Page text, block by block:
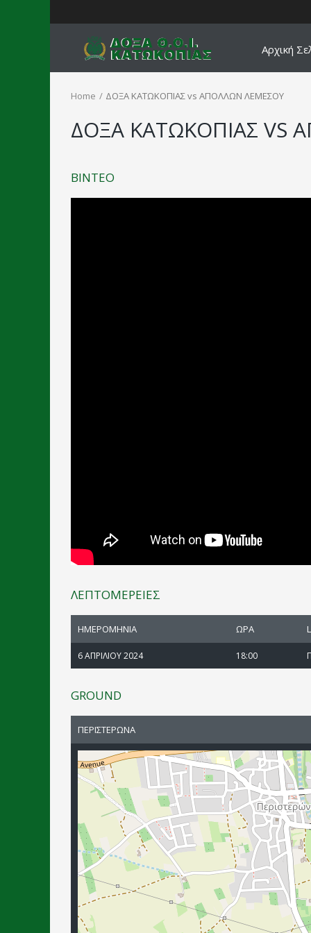
Αρχική
Home ΔΟΞΑ ΚΑΤΩΚΟΠΙΑΣ vs ΑΠΟΛΛΩΝ ΛΕΜΕΣΟΥ
ΔΟΞΑ ΚΑΤΩΚΟΠΙΑΣ VS
ΒΙΝΤΕΟ
ΛΕΠΤΟΜΕΡΕΙΕΣ
ΗΜΕΡΟΜΗΝΙΑ ΩΡΑ
6 ΑΠΡΙΛΙΟΥ 2024 18:00
GROUND
ΠΕΡΙΣΤΕΡΩΝΑ